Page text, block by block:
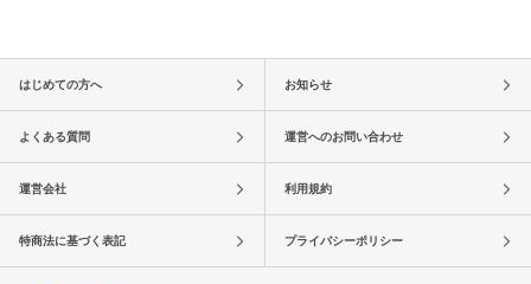
はじめての方へ お知らせ
よくある質問 運営へのお問い合わせ
運営会社 利用規約
特商法に基づく表記 プライバシーポリシー